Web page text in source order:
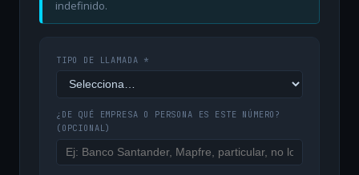
indefinido.
TIPO DE LLAMADA *
¿DE QUÉ EMPRESA O PERSONA ES ESTE NÚMERO?
(OPCIONAL)